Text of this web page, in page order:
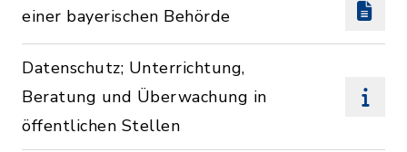
einer bayerischen Behörde
Datenschutz; Unterrichtung,
Beratung und Überwachung in
öffentlichen Stellen